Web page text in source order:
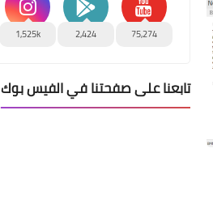
75,274
2,424
1,525k
تابعنا على صفحتنا في الفيس بوك